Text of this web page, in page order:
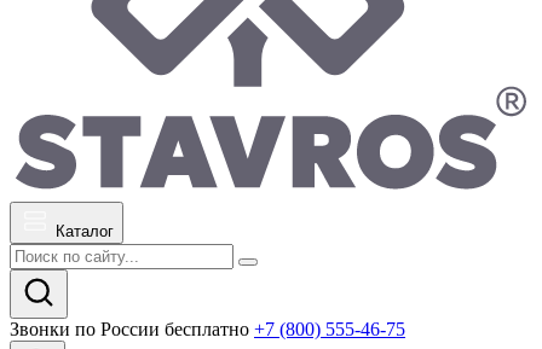
Каталог
Звонки по России бесплатно +7 (800) 555-46-75